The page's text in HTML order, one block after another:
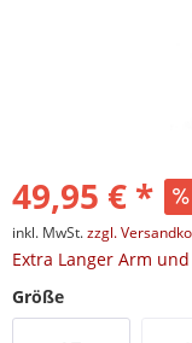
49,95 € *
inkl. MwSt.zzgl.
Extra Langer Arm
Größe